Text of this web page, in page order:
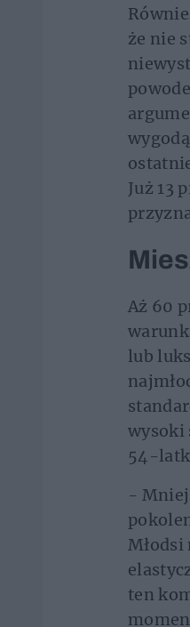
że nie
Już 13
Aż 60
lub
wysoki
54-
-
ten